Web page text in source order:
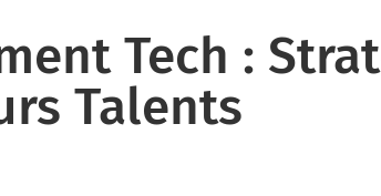
Tech :
Talents